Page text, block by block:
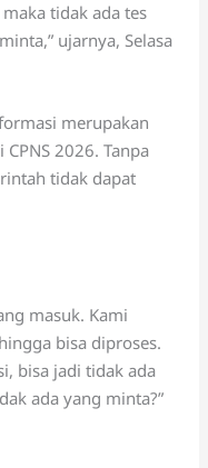
tidak ada tes
ujarnya, Selasa
merupakan
2026. Tanpa
tidak dapat
masuk. Kami
bisa diproses.
bisa jadi tidak ada
ada yang minta?”